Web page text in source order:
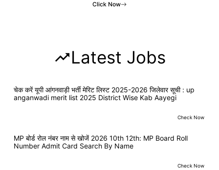
Click Now
Latest Jobs
चेक करें यूपी आंगनवाड़ी भर्ती मेरिट लिस्ट 2025-2026 जिलेवार सूची : up
anganwadi merit list 2025 District Wise Kab Aayegi
Check Now
MP बोर्ड रोल नंबर नाम से खोजें 2026 10th 12th: MP Board Roll
Number Admit Card Search By Name
Check Now